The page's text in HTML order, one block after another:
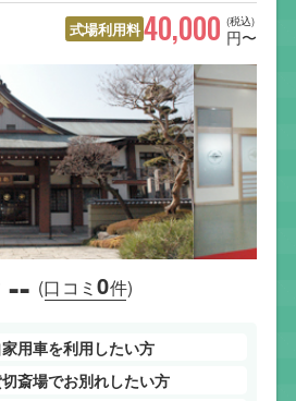
式場利用料 (税込)
40,000 円〜
-- (口コミ0件)
家用車を利用したい方
斎場でお別れしたい方